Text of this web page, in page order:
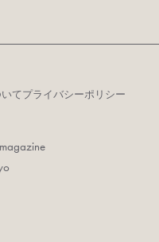
てプライバシーポリシー